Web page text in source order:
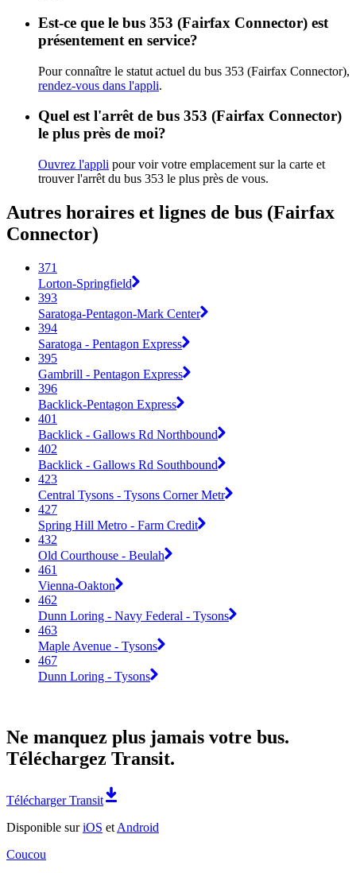
Est-ce que le bus 353 (Fairfax Connector) est
présentement en service?
Pour connaître le statut actuel du bus 353 (Fairfax Connector),
rendez-vous dans l'appli.
Quel est l'arrêt de bus 353 (Fairfax Connector)
le plus près de moi?
Ouvrez l'appli pour voir votre emplacement sur la carte et
trouver l'arrêt du bus 353 le plus près de vous.
Autres horaires et lignes de bus (Fairfax
Connector)
371
Lorton-Springfield
393
Saratoga-Pentagon-Mark Center
394
Saratoga - Pentagon Express
395
Gambrill - Pentagon Express
396
Backlick-Pentagon Express
401
Backlick - Gallows Rd Northbound
402
Backlick - Gallows Rd Southbound
423
Central Tysons - Tysons Corner Metr
427
Spring Hill Metro - Farm Credit
432
Old Courthouse - Beulah
461
Vienna-Oakton
462
Dunn Loring - Navy Federal - Tysons
463
Maple Avenue - Tysons
467
Dunn Loring - Tysons
Ne manquez plus jamais votre bus.
Téléchargez Transit.
Télécharger Transit
Disponible suriOS et Android
Coucou